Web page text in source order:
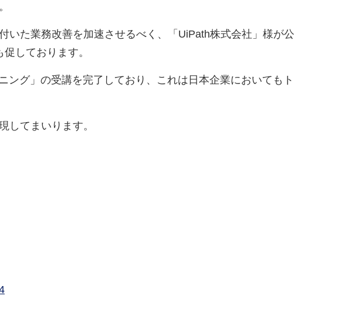
いた業務改善を加速させるべく、「UiPath株式会社」様が公
しております。
グ」の受講を完了しており、これは日本企業においてもト
してまいります。